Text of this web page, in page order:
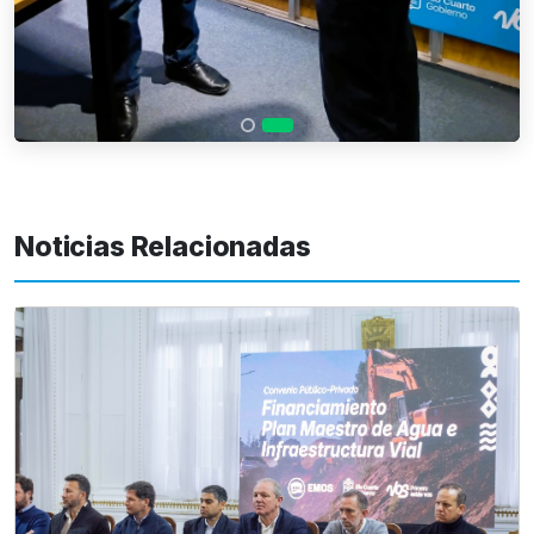
Noticias Relacionadas